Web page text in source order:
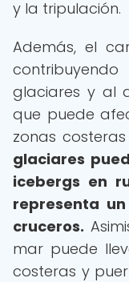
y la tripulación.
Además, el
glaciares y al
que puede
zonas
glaciares
icebergs en
representa
cruceros.
mar puede
costeras y